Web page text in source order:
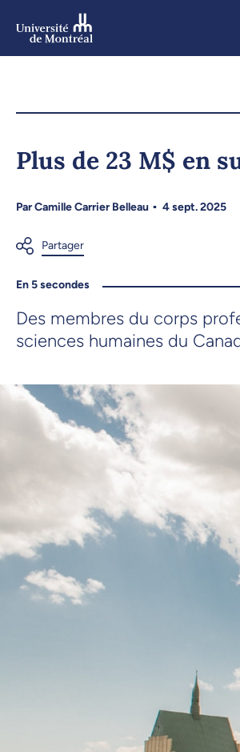
Plus de 23 M$ en
ParCamille Carrier Belleau 4 sept. 2025
En 5 secondes
Des membres du corps
sciences humaines du